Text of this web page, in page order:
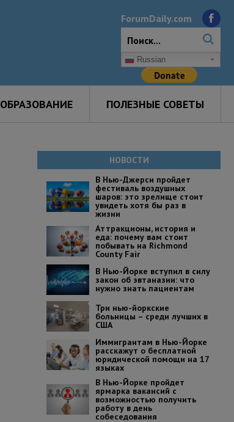
ForumDaily.com
Russian
ОБРАЗОВАНИЕ ПОЛЕЗНЫЕ СОВЕТЫ
НОВОСТИ
В Нью-Джерси пройдет
фестиваль воздушных
шаров: это зрелище стоит
увидеть хотя бы раз в
жизни
Аттракционы, история и
еда: почему вам стоит
побывать на Richmond
County Fair
В Нью-Йорке вступил в силу
закон об эвтаназии: что
нужно знать пациентам
Три нью-йоркские
больницы – среди лучших в
США
Иммигрантам в Нью-Йорке
расскажут о бесплатной
юридической помощи на 17
языках
В Нью-Йорке пройдет
ярмарка вакансий с
возможностью получить
работу в день
собеседования